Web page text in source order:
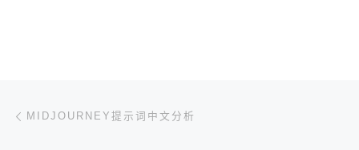
文章导航
MIDJOURNEY提示词中文分析